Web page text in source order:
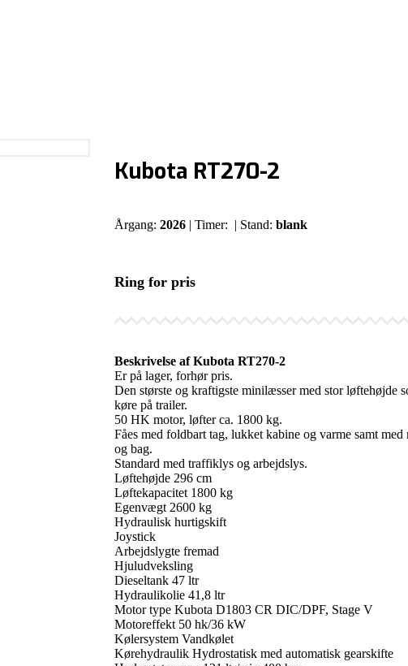
Kubota RT270-2
Årgang: 2026 | Timer: | Stand: blank
Ring for pris
Beskrivelse af Kubota RT270-2
Er på lager, forhør pris.
Den største og kraftigste minilæsser med stor løftehøjde
køre på trailer.
50 HK motor, løfter ca. 1800 kg.
Fåes med foldbart tag, lukket kabine og varme samt med
og bag.
Standard med traffiklys og arbejdslys.
Løftehøjde 296 cm
Løftekapacitet 1800 kg
Egenvægt 2600 kg
Hydraulisk hurtigskift
Joystick
Arbejdslygte fremad
Hjuludveksling
Dieseltank 47 ltr
Hydraulikolie 41,8 ltr
Motor type Kubota D1803 CR DIC/DPF, Stage V
Motoreffekt 50 hk/36 kW
Kølersystem Vandkølet
Kørehydraulik Hydrostatisk med automatisk gearskifte